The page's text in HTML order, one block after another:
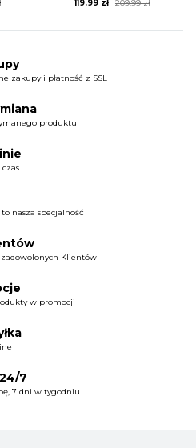
209.99zł
Original
119.99 zł
Current
zakupy i płatność z SSL
produktu
nasza specjalność
zadowolonych Klientów
w promocji
7
7 dni w tygodniu